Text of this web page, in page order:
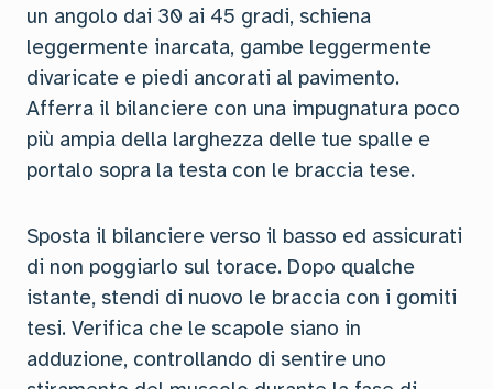
un angolo dai 30 ai 45 gradi, schiena
leggermente inarcata, gambe leggermente
divaricate e piedi ancorati al pavimento.
Afferra il bilanciere con una impugnatura poco
più ampia della larghezza delle tue spalle e
portalo sopra la testa con le braccia tese.
Sposta il bilanciere verso il basso ed assicurati
di non poggiarlo sul torace. Dopo qualche
istante, stendi di nuovo le braccia con i gomiti
tesi. Verifica che le scapole siano in
adduzione, controllando di sentire uno